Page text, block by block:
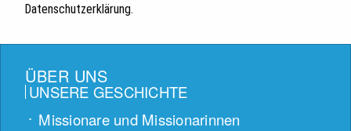
Datenschutzerklärung.
ÜBER UNS
UNSERE GESCHICHTE
Missionare und Missionarinnen